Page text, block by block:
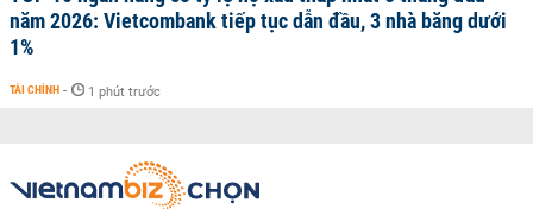
năm 2026: Vietcombank tiếp tục dẫn đầu, 3 nhà băng dưới
1%
TÀI CHÍNH - 1 phút trước